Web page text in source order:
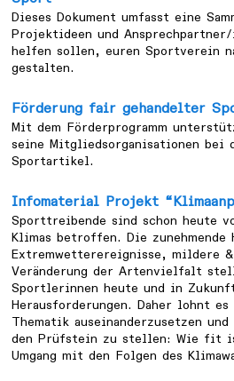
Dieses Dokument umfasst eine
Projektideen und
helfen sollen, euren Sportverein
gestalten.
Förderung fair gehandelter
Mit dem Förderprogramm
seine Mitgliedsorganisationen bei
Sportartikel.
Infomaterial Projekt
Sporttreibende sind schon heute
Klimas betroffen. Die
Extremwetterereignisse, mildere
Veränderung der Artenvielfalt
Sportlerinnen heute und in
Herausforderungen. Daher lohnt
Thematik auseinanderzusetzen
den Prüfstein zu stellen: Wie fit
Umgang mit den Folgen des